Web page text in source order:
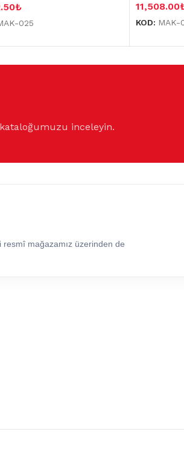
₺
025
11,508.00
KOD: MAK-
inceleyin.
resmî mağazamız üzerinden de